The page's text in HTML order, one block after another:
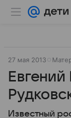
27 мая 2013
Известный